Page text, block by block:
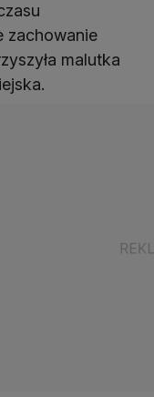
zachowanie
malutka